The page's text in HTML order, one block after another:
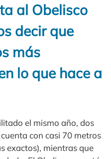
al Obelisco
decir que
más
lo que hace a
el mismo año, dos
con casi 70 metros
exactos), mientras que